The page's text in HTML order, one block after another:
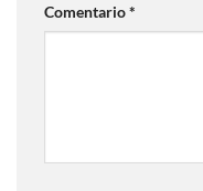
Comentario*